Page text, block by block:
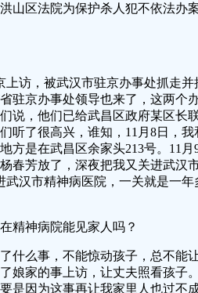
山区法院为保护杀人犯不依法办
上访，被武汉市驻京办事处抓走
驻京办事处领导也来了，这两个
说，他们已给武昌区政府某区长
听了很高兴，谁知，11月8日，我
方是在武昌区余家头213号。11月
春芳放了，深夜把我又关进武汉
汉市精神病医院，一关就是一年
精神病院能见家人吗？
什么事，不能惊动孩子，总不能
娘家的事上访，让丈夫照看孩子
是因为这事再让我家里人也过不